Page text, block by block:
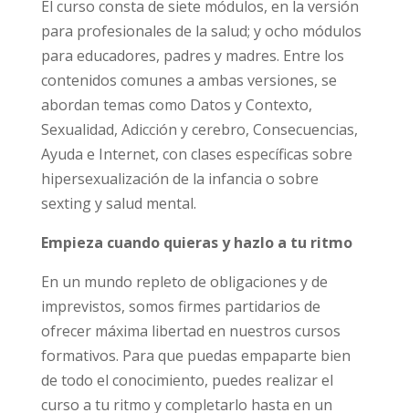
máxima calidad en contenido y forma.
El curso consta de siete módulos, en la
versión para profesionales de la salud; y ocho
módulos para educadores, padres y madres.
Entre los contenidos comunes a ambas
versiones, se abordan temas como Datos y
Contexto, Sexualidad, Adicción y cerebro,
Consecuencias, Ayuda e Internet, con clases
infancia o sobre sexting y salud mental.
Empieza cuando quieras y hazlo a tu ritmo
En un mundo repleto de obligaciones y de
imprevistos, somos firmes partidarios de
ofrecer máxima libertad en nuestros cursos
formativos. Para que puedas empaparte bien